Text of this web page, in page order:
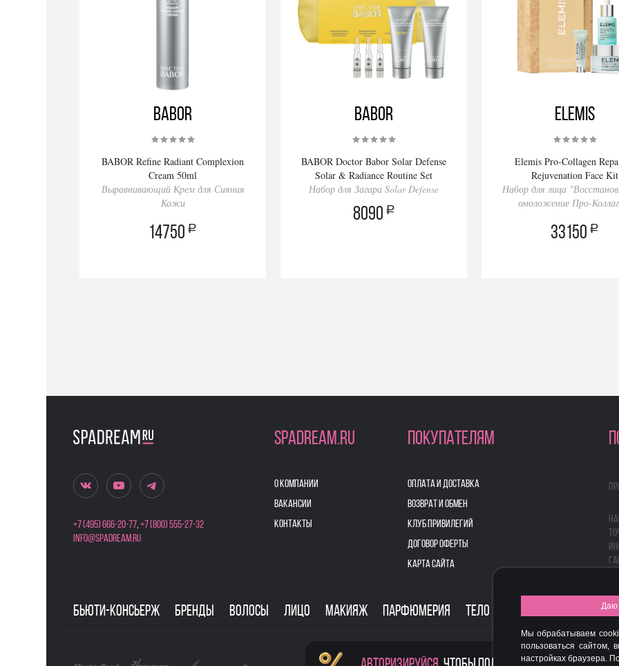
BABOR
BABOR Refine Radiant Complexion
Cream 50ml
Выравнивающий Крем для Сияния
Кожи
14750 a
BABOR
BABOR Doctor Babor Solar Defense
Solar & Radiance Routine Set
Набор для Загара Solar Defense
8090 a
Elemis
Elemis Pro-Collagen
Rejuvenation Face Kit
Набор для лица
омоложение Про-
33150 a
+7 (495) 666-20-77,+7 (800) 555-27-32
info@spadream.ru
SPADREAM.RU
О КОМПАНИИ
ВАКАНСИИ
КОНТАКТЫ
ПОКУПАТЕЛЯМ
ОПЛАТА И ДОСТАВКА
ВОЗВРАТ И ОБМЕН
КЛУБ ПРИВИЛЕГИЙ
ДОГОВОР ОФЕРТЫ
КАРТА САЙТА
Бьюти-консьерж Бренды Волосы Лицо Макияж Парфюмерия Тело Для Даю
Мы обрабатываем
пользоваться сайтом,
настройках браузера.